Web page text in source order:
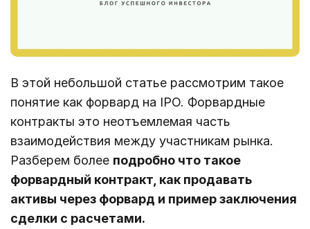
В этой небольшой статье рассмотрим такое
понятие как форвард на IPO. Форвардные
контракты это неотъемлемая часть
взаимодействия между участникам рынка.
Разберем более подробно что такое
форвардный контракт, как продавать
активы через форвард и пример заключения
сделки с расчетами.